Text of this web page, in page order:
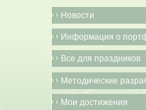
Новости
Информация о
Все для праздников
Методические
Мои достижения